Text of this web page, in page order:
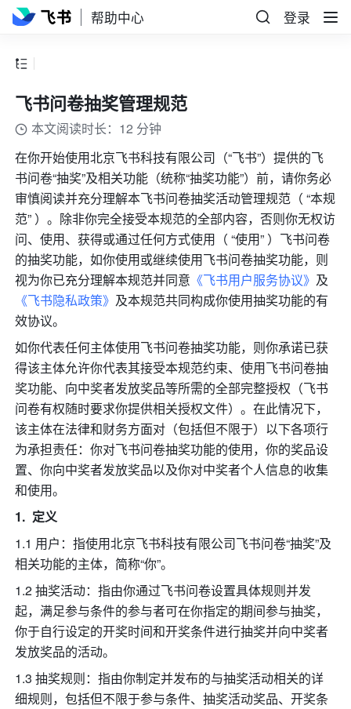
帮助中心 登录
飞书问卷抽奖管理规范
本文阅读时长：12 分钟
在你开始使用北京飞书科技有限公司（“飞书”）提供的飞
书问卷“抽奖”及相关功能（统称“抽奖功能”）前，请你务必
审慎阅读并充分理解本飞书问卷抽奖活动管理规范（ “本规
范” ）。除非你完全接受本规范的全部内容，否则你无权访
问、使用、获得或通过任何方式使用（ “使用” ）飞书问卷
的抽奖功能，如你使用或继续使用飞书问卷抽奖功能，则
视为你已充分理解本规范并同意 《飞书用户服务协议》 及
《飞书隐私政策》 及本规范共同构成你使用抽奖功能的有
效协议。
如你代表任何主体使用飞书问卷抽奖功能，则你承诺已获
得该主体允许你代表其接受本规范约束、使用飞书问卷抽
奖功能、向中奖者发放奖品等所需的全部完整授权（飞书
问卷有权随时要求你提供相关授权文件）。在此情况下，
该主体在法律和财务方面对（包括但不限于）以下各项行
为承担责任：你对飞书问卷抽奖功能的使用，你的奖品设
置、你向中奖者发放奖品以及你对中奖者个人信息的收集
和使用。
定义
1.1 用户：指使用北京飞书科技有限公司飞书问卷“抽奖”及
相关功能的主体，简称“你”。
1.2 抽奖活动：指由你通过飞书问卷设置具体规则并发
起，满足参与条件的参与者可在你指定的期间参与抽奖，
你于自行设定的开奖时间和开奖条件进行抽奖并向中奖者
发放奖品的活动。
1.3 抽奖规则：指由你制定并发布的与抽奖活动相关的详
细规则，包括但不限于参与条件、抽奖活动奖品、开奖条